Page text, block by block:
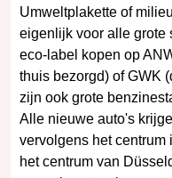
Umweltplakette of
eigenlijk voor alle grote
eco-label kopen op
thuis bezorgd) of GWK
zijn ook grote
Alle nieuwe auto's
vervolgens het centrum
het centrum van